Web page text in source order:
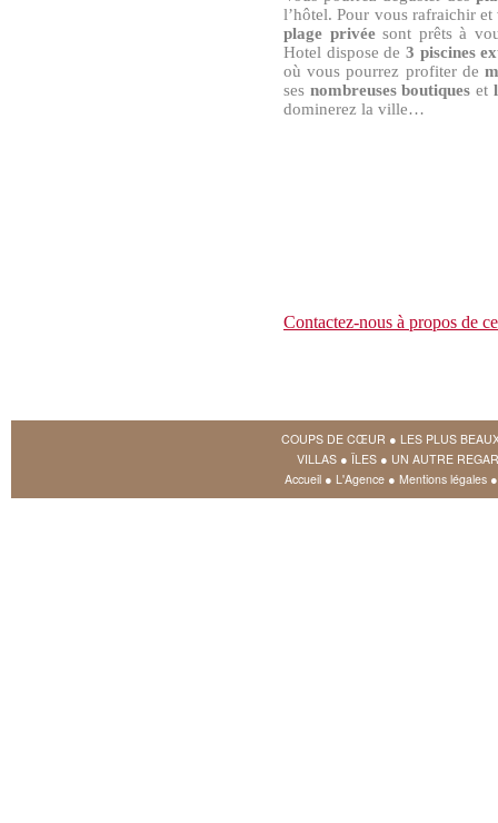
l’hôtel. Pour vous rafraichir
plage privéesont prêts à
Hotel dispose de 3 piscines
où vous pourrez profiter de
ses nombreuses boutiques et
dominerez la ville…
Contactez-nous à propos de
COUPS DE CŒUR ● LES PLUS
VILLAS ● ÎLES ● UN AUTRE
Accueil ● L'Agence ● Mentions légales